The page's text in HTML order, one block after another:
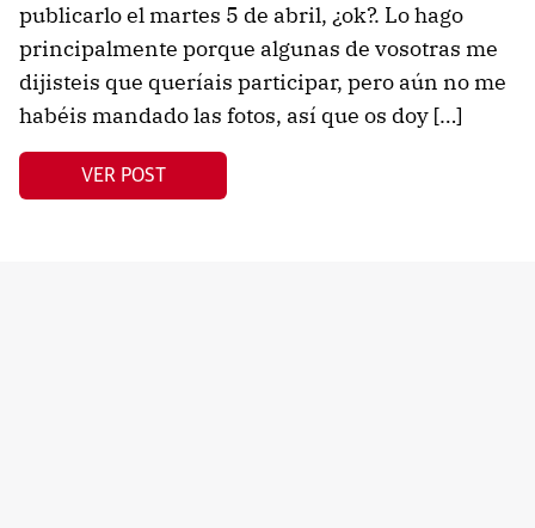
publicarlo el martes 5 de abril, ¿ok?. Lo hago
principalmente porque algunas de vosotras me
dijisteis que queríais participar, pero aún no me
habéis mandado las fotos, así que os doy […]
VER POST